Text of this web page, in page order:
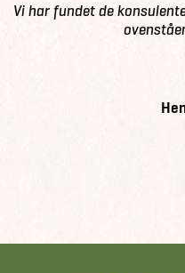
Vi har fundet de